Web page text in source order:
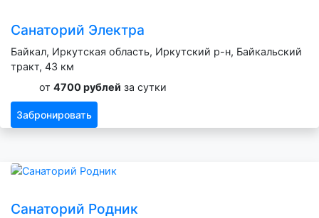
Санаторий Электра
Байкал, Иркутская область, Иркутский р-н, Байкальский
тракт, 43 км
от 4700 рублей за сутки
Забронировать
Санаторий Родник